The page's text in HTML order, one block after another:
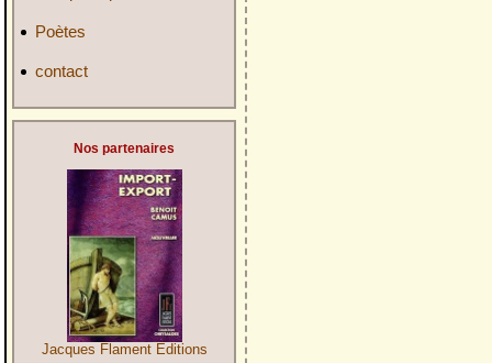
Poètes
contact
Nos partenaires
Jacques Flament Editions